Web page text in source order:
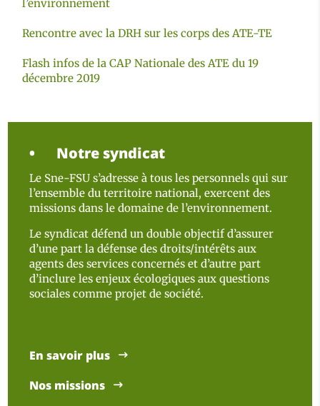
l’environnement
Rencontre avec la DRH sur les corps des ATE-TE
Flash infos de la CAP Nationale des ATE du 19
décembre 2019
Notre syndicat
Le Sne-FSU s’adresse à tous les personnels qui sur
l’ensemble du territoire national, exercent des
missions dans le domaine de l’environnement.
Le syndicat défend un double objectif d’assurer
d’une part la défense des droits/intérêts aux
agents des services concernés et d’autre part
d’inclure les enjeux écologiques aux questions
sociales comme projet de société.
En savoir plus
Nos missions